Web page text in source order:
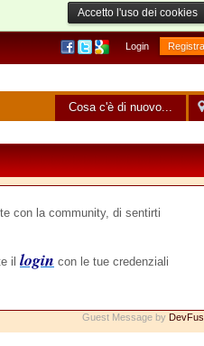
Accetto l'uso dei cookies
Login
Cosa c'è di nuovo...
con la community, di sentirti
il login con le tue credenziali
Guest Message by